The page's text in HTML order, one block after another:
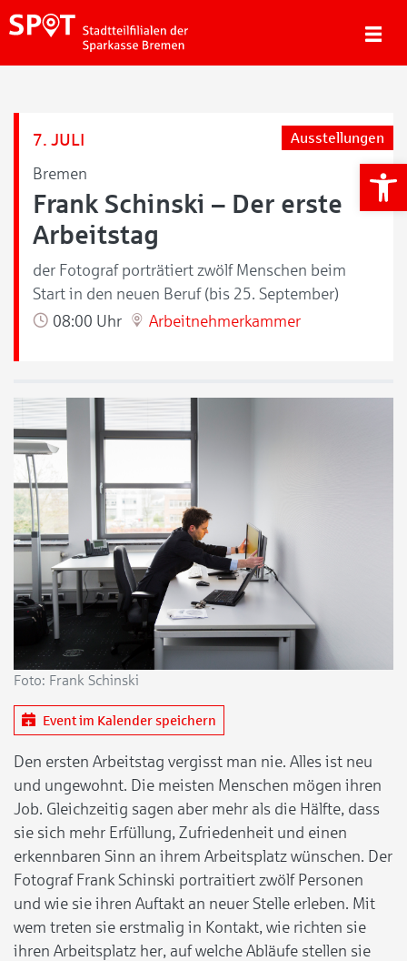
7. JULI
Bremen
Ausstellungen
Frank Schinski – Der erste
Arbeitstag
der Fotograf porträtiert zwölf Menschen beim
Start in den neuen Beruf (bis 25. September)
08:00 Uhr
Arbeitnehmerkammer
Foto: Frank Schinski
Event im Kalender speichern
Den ersten Arbeitstag vergisst man nie. Alles ist neu
und ungewohnt. Die meisten Menschen mögen ihren
Job. Gleichzeitig sagen aber mehr als die Hälfte, dass
sie sich mehr Erfüllung, Zufriedenheit und einen
erkennbaren Sinn an ihrem Arbeitsplatz wünschen. Der
Fotograf Frank Schinski portraitiert zwölf Personen
und wie sie ihren Auftakt an neuer Stelle erleben. Mit
wem treten sie erstmalig in Kontakt, wie richten sie
ihren Arbeitsplatz her, auf welche Abläufe stellen sie